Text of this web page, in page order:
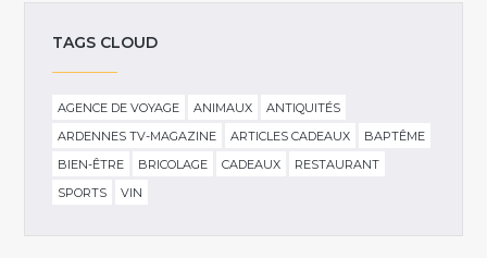
TAGS CLOUD
AGENCE DE VOYAGE ANIMAUX
ANTIQUITÉS
ARDENNES TV-MAGAZINE
ARTICLES CADEAUX
BAPTÊME
BIEN-ÊTRE
BRICOLAGE CADEAUX
RESTAURANT
SPORTS
VIN